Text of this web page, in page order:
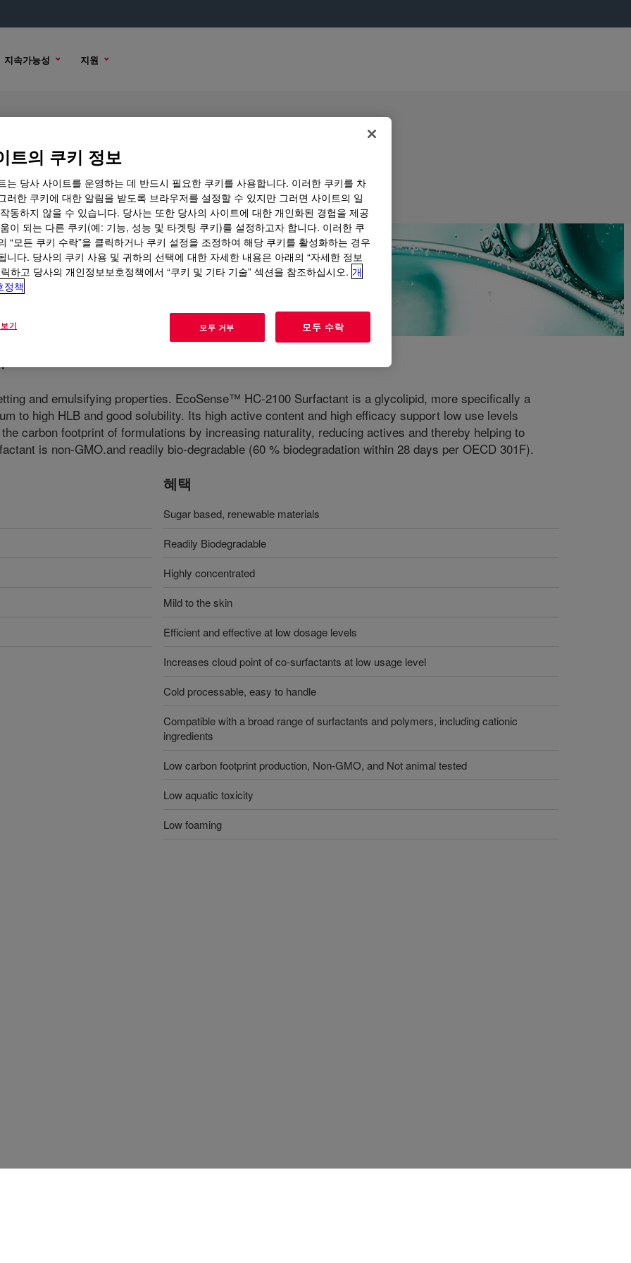
지속가능성 지원
옵션
?
and emulsifying properties. EcoSense™ HC-2100 Surfactant is a glycolipid, more specifically a
to high HLB and good solubility. Its high active content and high efficacy support low use levels
carbon footprint of formulations by increasing naturality, reducing actives and thereby helping to
is non-GMO.and readily bio-degradable (60 % biodegradation within 28 days per OECD 301F).
혜택
Sugar based, renewable materials
Readily Biodegradable
Highly concentrated
Mild to the skin
Efficient and effective at low dosage levels
Increases cloud point of co-surfactants at low usage level
Cold processable, easy to handle
Compatible with a broad range of surfactants and polymers, including cationic
ingredients
Low carbon footprint production, Non-GMO, and Not animal tested
Low aquatic toxicity
Low foaming
트의 쿠키 정보
는 당사 사이트를 운영하는 데 반드시 필요한 쿠키를 사용합니다. 이러한 쿠키를 차
러한 쿠키에 대한 알림을 받도록 브라우저를 설정할 수 있지만 그러면 사이트의 일
동하지 않을 수 있습니다. 당사는 또한 당사의 사이트에 대한 개인화된 경험을 제공
이 되는 다른 쿠키(예: 기능, 성능 및 타겟팅 쿠키)를 설정하고자 합니다. 이러한 쿠
“모든 쿠키 수락”을 클릭하거나 쿠키 설정을 조정하여 해당 쿠키를 활성화하는 경우
니다. 당사의 쿠키 사용 및 귀하의 선택에 대한 자세한 내용은 아래의 “자세한 정보
하고 당사의 개인정보보호정책에서 “쿠키 및 기타 기술” 섹션을 참조하십시오. 개
정책
기 모두 거부 모두 수락